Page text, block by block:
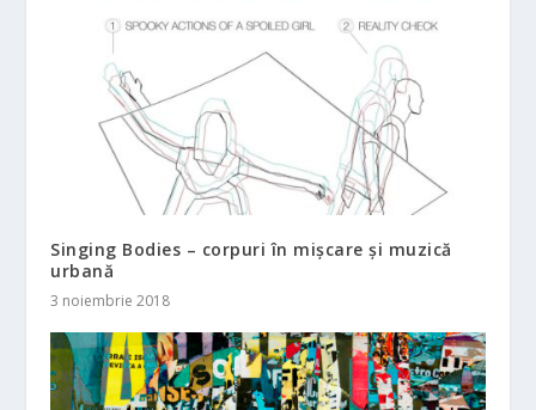
Singing Bodies – corpuri în mișcare și muzică
urbană
3 noiembrie 2018